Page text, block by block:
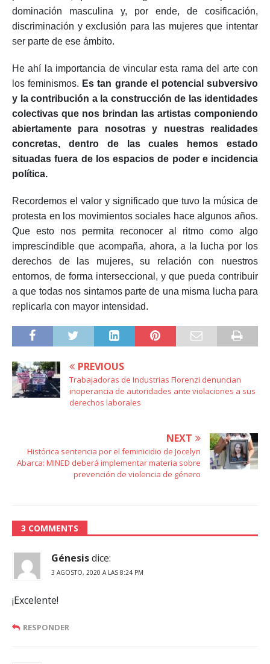
dominación masculina y, por ende, de cosificación,
discriminación y exclusión para las mujeres que intentar
ser parte de ese ámbito.
He ahí la importancia de vincular esta rama del arte con
los feminismos. Es tan grande el potencial subversivo
y la contribución a la construcción de las identidades
colectivas que nos brindan las artistas componiendo
abiertamente para nosotras y nuestras realidades
concretas, dentro de las cuales hemos estado
situadas fuera de los espacios de poder e incidencia
política.
Recordemos el valor y significado que tuvo la música de
protesta en los movimientos sociales hace algunos años.
Que esto nos permita reconocer al ritmo como algo
imprescindible que acompaña, ahora, a la lucha por los
derechos de las mujeres, su relación con nuestros
entornos, de forma interseccional, y que pueda contribuir
a que todas nos sintamos parte de una misma lucha para
replicarla con mayor intensidad.
PREVIOUS
Trabajadoras de Industrias Florenzi denuncian
inoperancia de autoridades ante violaciones a sus
derechos laborales
NEXT
Histórica sentencia por el feminicidio de Jocelyn
Abarca: MINED deberá implementar materia sobre
prevención de violencia de género
3 COMMENTS
Génesisdice:
3 AGOSTO, 2020 A LAS 8:24 PM
¡Excelente!
RESPONDER